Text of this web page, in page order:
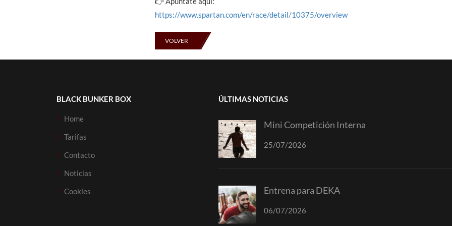
https://www.spartan.com/en/race/detail/10375/overview
VOLVER
BLACK BUNKER BOX
Home
Tarifas
Contacto
Noticias
Cookies
ÚLTIMAS NOTICIAS
Mini Competición Interna
25/07/2026
Entrena para DEKA
06/07/2026